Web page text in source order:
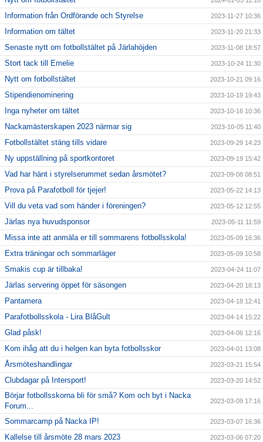
Information från Ordförande och Styrelse 2023-11-27 10:36
Information om tältet 2023-11-20 21:33
Senaste nytt om fotbollstältet på Järlahöjden 2023-11-08 18:57
Stort tack till Emelie 2023-10-24 11:30
Nytt om fotbollstältet 2023-10-21 09:16
Stipendienominering 2023-10-19 19:43
Inga nyheter om tältet 2023-10-16 10:36
Nackamästerskapen 2023 närmar sig 2023-10-05 11:40
Fotbollstältet stäng tills vidare 2023-09-29 14:23
Ny uppställning på sportkontoret 2023-09-19 15:42
Vad har hänt i styrelserummet sedan årsmötet? 2023-09-08 08:51
Prova på Parafotboll för tjejer! 2023-05-22 14:13
Vill du veta vad som händer i föreningen? 2023-05-12 12:55
Järlas nya huvudsponsor 2023-05-11 11:59
Missa inte att anmäla er till sommarens fotbollsskola! 2023-05-09 16:36
Extra träningar och sommarläger 2023-05-09 10:58
Smakis cup är tillbaka! 2023-04-24 11:07
Järlas servering öppet för säsongen 2023-04-20 18:13
Pantamera 2023-04-18 12:41
Parafotbollsskola - Lira BlåGult 2023-04-14 15:22
Glad påsk! 2023-04-06 12:16
Kom ihåg att du i helgen kan byta fotbollsskor 2023-04-01 13:08
Årsmöteshandlingar 2023-03-21 15:54
Clubdagar på Intersport! 2023-03-20 14:52
Börjar fotbollsskorna bli för små? Kom och byt i Nacka
Forum...
2023-03-09 17:16
Sommarcamp på Nacka IP! 2023-03-07 16:36
Kallelse till årsmöte 28 mars 2023 2023-03-06 07:20